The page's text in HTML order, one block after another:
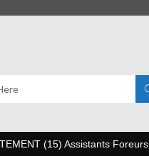
(15) Assistants Foreurs